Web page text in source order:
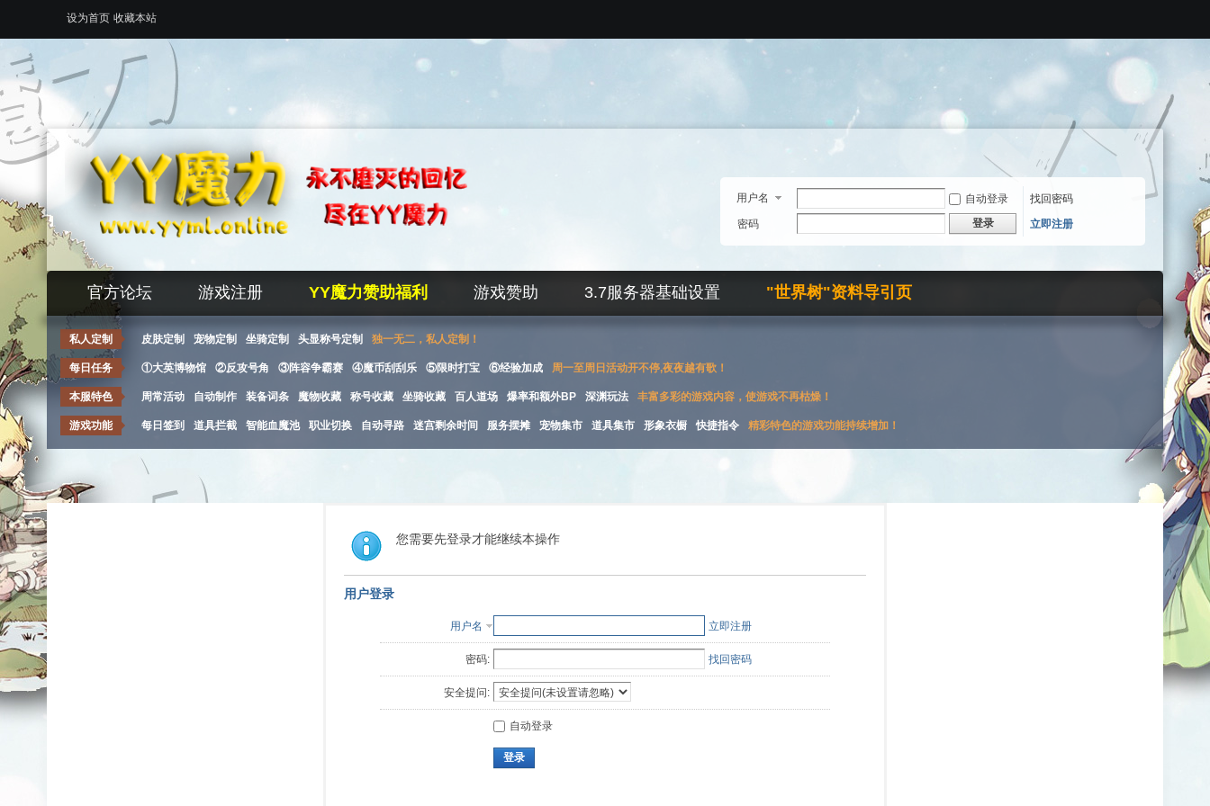
设为首页 收藏本站
用户名 自动登录
找回密码
密码
登录 立即注册
官方论坛 游戏注册 YY魔力赞助福利 游戏赞助 3.7服务器基础设置 "世界树"资料导引页
私人定制 皮肤定制 宠物定制 坐骑定制 头显称号定制 独一无二，私人定制！
每日任务 ①大英博物馆 ②反攻号角 ③阵容争霸赛 ④魔币刮刮乐 ⑤限时打宝 ⑥经验加成 周一至周日活动开不停,夜夜越有歌！
本服特色 周常活动 自动制作 装备词条 魔物收藏 称号收藏 坐骑收藏 百人道场 爆率和额外BP 深渊玩法 丰富多彩的游戏内容，使游戏不再枯燥！
游戏功能 每日签到 道具拦截 智能血魔池 职业切换 自动寻路 迷宫剩余时间 服务摆摊 宠物集市 道具集市 形象衣橱 快捷指令 精彩特色的游戏功能持续增加！
您需要先登录才能继续本操作
用户登录
用户名 立即注册
密码: 找回密码
安全提问:
自动登录
登录